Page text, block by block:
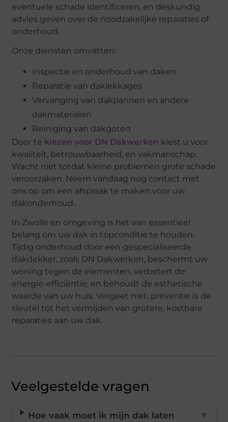
eventuele schade identificeren, en deskundig
advies geven over de noodzakelijke reparaties of
onderhoud.
Onze diensten omvatten:
Inspectie en onderhoud van daken
Reparatie van daklekkages
Vervanging van dakpannen en andere
dakmaterialen
Reiniging van dakgoten
Door te kiezen voor DN Dakwerken kiest u voor
kwaliteit, betrouwbaarheid, en vakmanschap.
Wacht niet totdat kleine problemen grote schade
veroorzaken. Neem vandaag nog contact met
ons op om een afspraak te maken voor uw
dakonderhoud.
In Zwolle en omgeving is het van essentieel
belang om uw dak in topconditie te houden.
Tijdig onderhoud door een gespecialiseerde
dakdekker, zoals DN Dakwerken, beschermt uw
woning tegen de elementen, verbetert de
energie-efficiëntie, en behoudt de esthetische
waarde van uw huis. Vergeet niet, preventie is de
sleutel tot het vermijden van grotere, kostbare
reparaties aan uw dak.
Veelgestelde vragen
Hoe vaak moet ik mijn dak laten ▼